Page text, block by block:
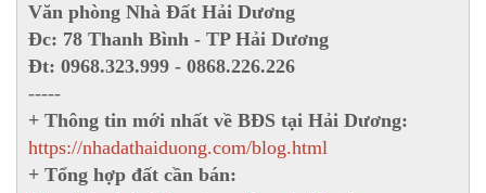
Văn phòng Nhà Đất Hải Dương
Đc: 78 Thanh Bình - TP Hải Dương
Đt: 0968.323.999 - 0868.226.226
-----
+ Thông tin mới nhất về BĐS tại Hải Dương:
https://nhadathaiduong.com/blog.html
+ Tổng hợp đất cần bán: